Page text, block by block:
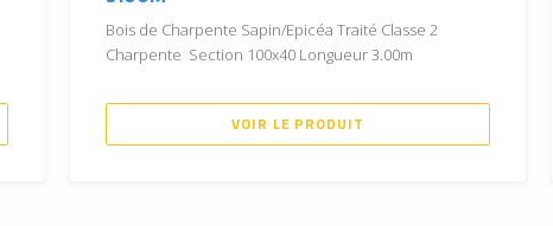
Bois de Charpente Sapin/Epicéa Traité Classe 2
Charpente Section 100x40 Longueur 3.00m
VOIR LE PRODUIT